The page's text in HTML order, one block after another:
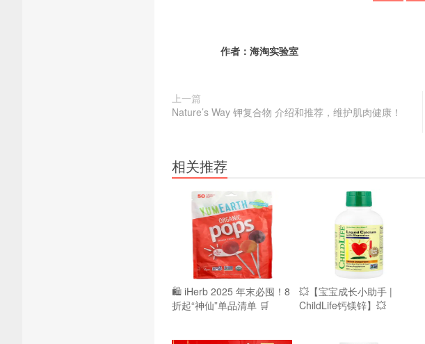
作者： 海淘实验室
上一篇
Nature’s Way 钾复合物 介绍和推荐，维护肌肉健康！
相关推荐
🛍️ iHerb 2025 年末必囤！8
折起“神仙”单品清单 🛒
💥【宝宝成长小助手 |
ChildLife钙镁锌】💥